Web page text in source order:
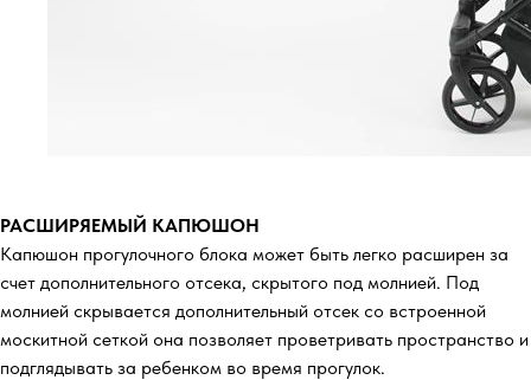
РАСШИРЯЕМЫЙ КАПЮШОН
Капюшон прогулочного блока может быть легко расширен за
счет дополнительного отсека, скрытого под молнией. Под
молнией скрывается дополнительный отсек со встроенной
москитной сеткой она позволяет проветривать пространство и
подглядывать за ребенком во время прогулок.